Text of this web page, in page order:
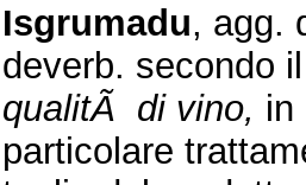
Isgrumadu, agg.
deverb. secondo
qualitÃ di vino, in
particolare